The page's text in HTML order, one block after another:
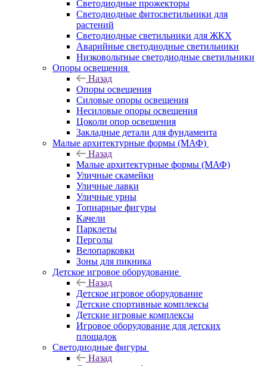
Светодиодные прожекторы
Светодиодные фитосветильники для
растений
Светодиодные светильники для ЖКХ
Аварийные светодиодные светильники
Низковольтные светодиодные светильники
Опоры освещения
Назад
Опоры освещения
Силовые опоры освещения
Несиловые опоры освещения
Цоколи опор освещения
Закладные детали для фундамента
Малые архитектурные формы (МАФ)
Назад
Малые архитектурные формы (МАФ)
Уличные скамейки
Уличные лавки
Уличные урны
Топиарные фигуры
Качели
Парклеты
Перголы
Велопарковки
Зоны для пикника
Детское игровое оборудование
Назад
Детское игровое оборудование
Детские спортивные комплексы
Детские игровые комплексы
Игровое оборудование для детских
площадок
Светодиодные фигуры
Назад